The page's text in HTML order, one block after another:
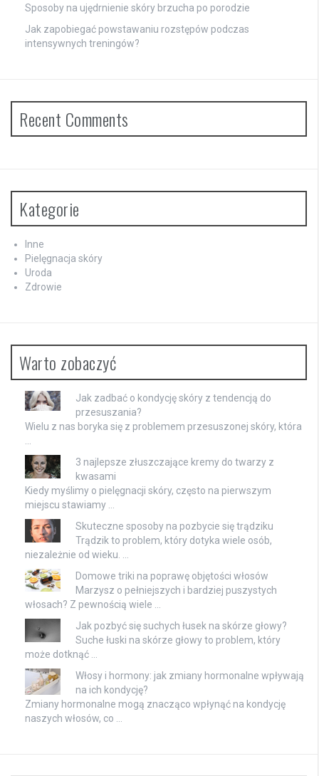
Sposoby na ujędrnienie skóry brzucha po porodzie
Jak zapobiegać powstawaniu rozstępów podczas
intensywnych treningów?
Recent Comments
Kategorie
Inne
Pielęgnacja skóry
Uroda
Zdrowie
Warto zobaczyć
Jak zadbać o kondycję skóry z tendencją do
przesuszania?
Wielu z nas boryka się z problemem przesuszonej skóry, która
3 najlepsze złuszczające kremy do twarzy z
kwasami
Kiedy myślimy o pielęgnacji skóry, często na pierwszym
miejscu stawiamy …
Skuteczne sposoby na pozbycie się trądziku
Trądzik to problem, który dotyka wiele osób,
niezależnie od wieku. …
Domowe triki na poprawę objętości włosów
Marzysz o pełniejszych i bardziej puszystych
włosach? Z pewnością wiele …
Jak pozbyć się suchych łusek na skórze głowy?
Suche łuski na skórze głowy to problem, który
może dotknąć …
Włosy i hormony: jak zmiany hormonalne wpływają
na ich kondycję?
Zmiany hormonalne mogą znacząco wpłynąć na kondycję
naszych włosów, co …